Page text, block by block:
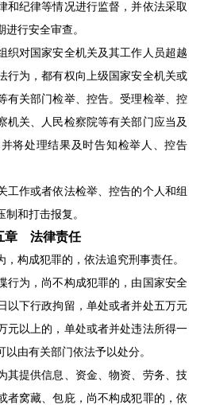
和纪律等情况进行监督，并依法采取
行安全审查。
对国家安全机关及其工作人员超越
行为，都有权向上级国家安全机关或
有关部门检举、控告。受理检举、控
机关、人民检察院等有关部门应当及
将处理结果及时告知检举人、控告
工作或者依法检举、控告的个人和组
和打击报复。
章 法律责任
构成犯罪的，依法追究刑事责任。
为，尚不构成犯罪的，由国家安全
以下行政拘留，单处或者并处五万元
元以上的，单处或者并处违法所得一
由有关部门依法予以处分。
其提供信息、资金、物资、劳务、技
者窝藏、包庇，尚不构成犯罪的，依